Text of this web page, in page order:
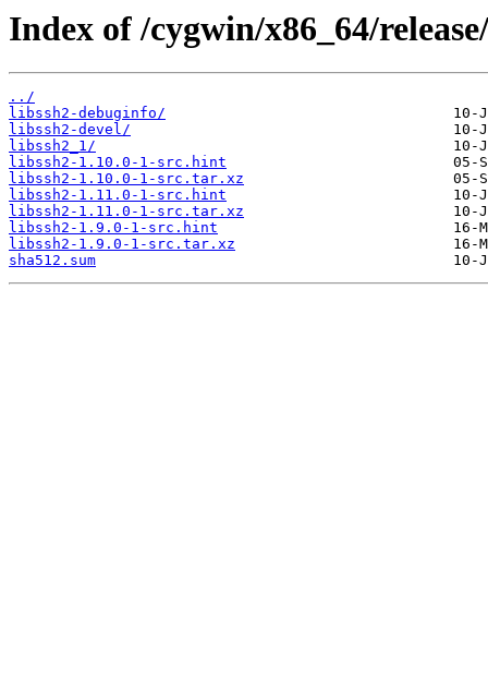
Index of /cygwin/x86_64/
../
libssh2-debuginfo/
libssh2-devel/
libssh2_1/
libssh2-1.10.0-1-src.hint
libssh2-1.10.0-1-src.tar.xz
libssh2-1.11.0-1-src.hint
libssh2-1.11.0-1-src.tar.xz
libssh2-1.9.0-1-src.hint
libssh2-1.9.0-1-src.tar.xz
sha512.sum